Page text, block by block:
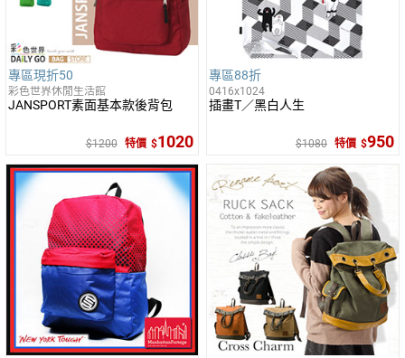
專區現折50
彩色世界休閒生活館
JANSPORT素面基本款後背包
1200 特價 1020
專區88折
0416x1024
插畫T／黑白人生
1080 特價 950